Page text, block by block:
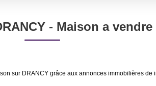
- Maison a vendre
sur DRANCY grâce aux annonces immobilières de